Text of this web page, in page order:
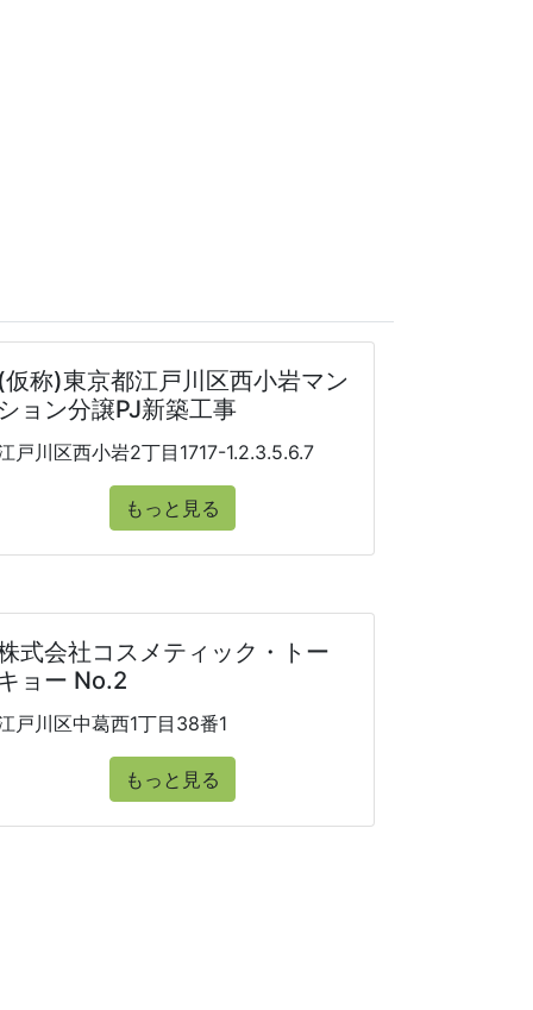
称)東京都江戸川区西小岩マン
ョン分譲PJ新築工事
戸川区西小岩2丁目1717-1.2.3.5.6.7
もっと見る
式会社コスメティック・トー
ョー No.2
戸川区中葛西1丁目38番1
もっと見る